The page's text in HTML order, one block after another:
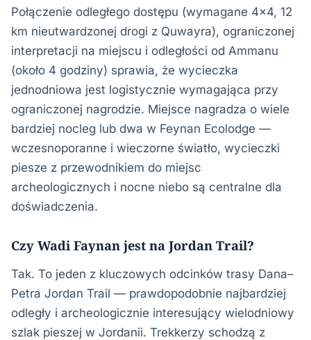
Połączenie odległego dostępu (wymagane 4×4, 12
km nieutwardzonej drogi z Quwayra), ograniczonej
interpretacji na miejscu i odległości od Ammanu
(około 4 godziny) sprawia, że wycieczka
jednodniowa jest logistycznie wymagająca przy
ograniczonej nagrodzie. Miejsce nagradza o wiele
bardziej nocleg lub dwa w Feynan Ecolodge —
wczesnoporanne i wieczorne światło, wycieczki
piesze z przewodnikiem do miejsc
archeologicznych i nocne niebo są centralne dla
doświadczenia.
Czy Wadi Faynan jest na Jordan Trail?
Tak. To jeden z kluczowych odcinków trasy Dana–
Petra Jordan Trail — prawdopodobnie najbardziej
odległy i archeologicznie interesujący wielodniowy
szlak pieszej w Jordanii. Trekkerzy schodzą z